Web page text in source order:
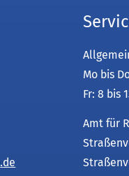
de
Mo bis
Fr: 8 bis
Amt für